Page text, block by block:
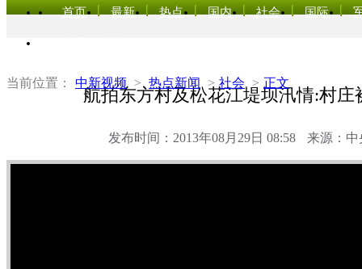
首页 最新 热点 国内 社会 国际
当前位置： 中新视频 > 热点新闻 > 社会 > 正文
航拍东方村及松花江堤坝汛情:村庄
发布时间：2013年08月29日 08:58 来源：中